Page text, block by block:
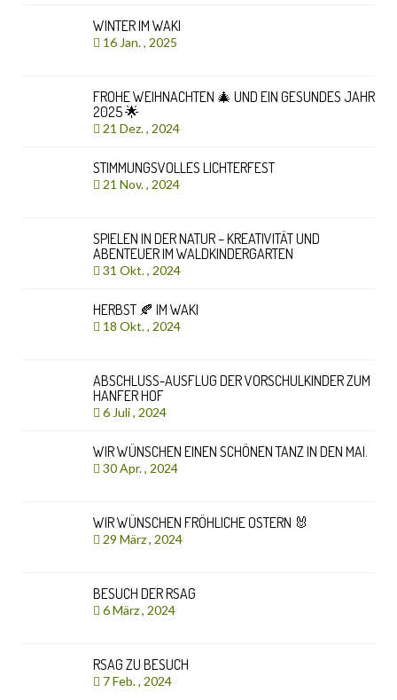
WINTER IM WAKI
16 Jan. , 2025
FROHE WEIHNACHTEN 🎄 UND EIN GESUNDES JAHR
2025 🌟
21 Dez. , 2024
STIMMUNGSVOLLES LICHTERFEST
21 Nov. , 2024
SPIELEN IN DER NATUR – KREATIVITÄT UND
ABENTEUER IM WALDKINDERGARTEN
31 Okt. , 2024
HERBST 🍂 IM WAKI
18 Okt. , 2024
ABSCHLUSS-AUSFLUG DER VORSCHULKINDER ZUM
HANFER HOF
6 Juli , 2024
WIR WÜNSCHEN EINEN SCHÖNEN TANZ IN DEN MAI.
30 Apr. , 2024
WIR WÜNSCHEN FRÖHLICHE OSTERN 🐰
29 März , 2024
BESUCH DER RSAG
6 März , 2024
RSAG ZU BESUCH
7 Feb. , 2024